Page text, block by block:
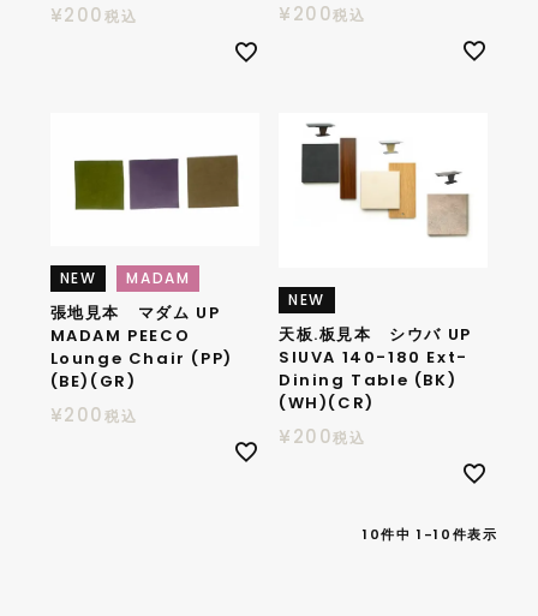
¥200税込 ¥200税込
NEW MADAM
張地見本 マダム UP
MADAM PEECO
Lounge Chair (PP)
(BE)(GR)
¥200税込
NEW
天板.板見本 シウバ UP
SIUVA 140-180 Ext-
Dining Table (BK)
(WH)(CR)
¥200税込
10件中 1 -10件表示